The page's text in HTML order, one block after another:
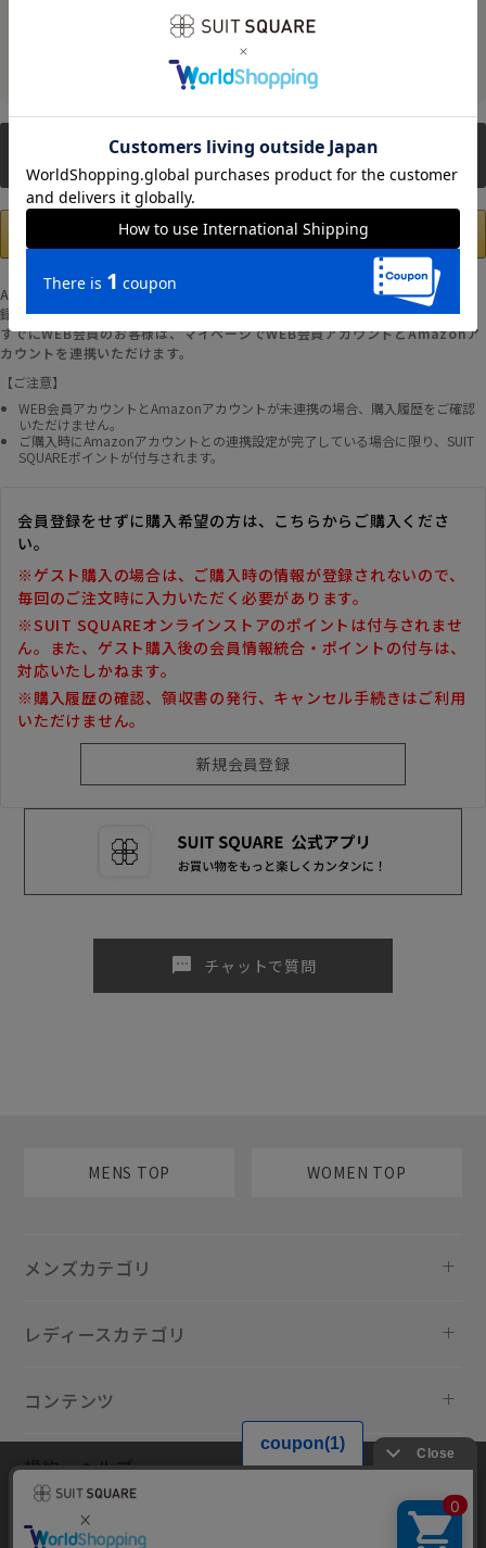
メルマガ配信
そのほかにもさまざまなキャンペーンを予定しています。
新規会員登録
Amazonアカウントの登録情報を使用して、お支払いおよび新規WEB会員登
録が可能です。
すでにWEB会員のお客様は、マイページでWEB会員アカウントとAmazonア
カウントを連携いただけます。
【ご注意】
WEB会員アカウントとAmazonアカウントが未連携の場合、購入履歴をご確認
いただけません。
ご購入時にAmazonアカウントとの連携設定が完了している場合に限り、SUIT
SQUAREポイントが付与されます。
会員登録をせずに購入希望の方は、こちらからご購入くださ
い。
※ゲスト購入の場合は、ご購入時の情報が登録されないので、
毎回のご注文時に入力いただく必要があります。
※SUIT SQUAREオンラインストアのポイントは付与されませ
ん。また、ゲスト購入後の会員情報統合・ポイントの付与は、
対応いたしかねます。
※購入履歴の確認、領収書の発行、キャンセル手続きはご利用
いただけません。
sms チャットで質問
MENS TOP WOMEN TOP
メンズカテゴリ
レディースカテゴリ
コンテンツ
規約・ヘルプ
当サイトでは利用体験の向上およびコンテンツの最適な提供、トラフィ
ックの分析を目的としてCookieを使用しています。サイトの閲覧を継続